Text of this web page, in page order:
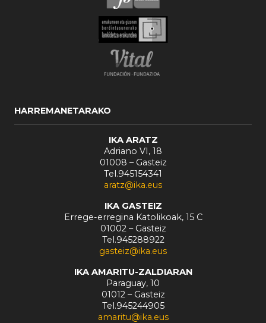
HARREMANETARAKO
IKA ARATZ
Adriano VI, 18
01008 – Gasteiz
Tel.945154341
aratz@ika.eus
IKA GASTEIZ
Errege-erregina Katolikoak, 15 C
01002 – Gasteiz
Tel.945288922
gasteiz@ika.eus
IKA AMARITU-ZALDIARAN
Paraguay, 10
01012 – Gasteiz
Tel.945244905
amaritu@ika.eus